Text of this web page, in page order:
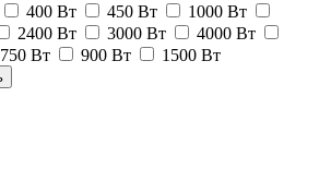
400 Вт 450 Вт
1000 Вт
2400 Вт 3000 Вт
4000 Вт
750 Вт 900 Вт 1500 Вт